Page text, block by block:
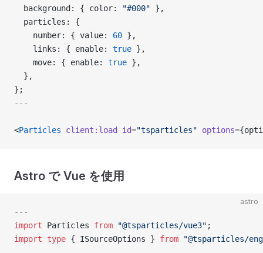
  background: { color:
"#000" },
  particles: {
    number: { value:
60 },
    links: { enable:
true },
    move: { enable:
true },
  },
};
---
<Particles client:load id="tsparticles" options
Astro で Vue を使用
astro
---
import Particles from "@tsparticles/vue3" ;
import type { ISourceOptions } from "@tsparticles/